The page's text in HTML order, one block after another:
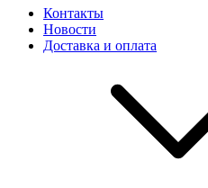
Контакты
Новости
Доставка и оплата